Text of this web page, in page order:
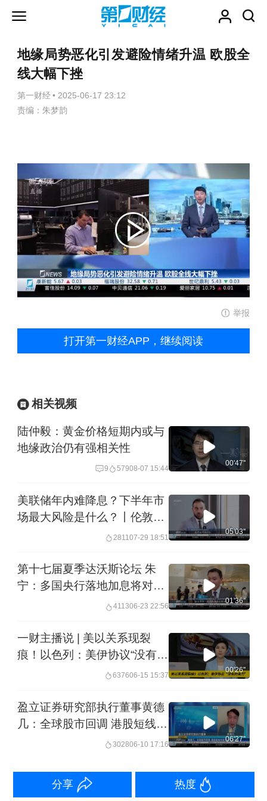
地缘局势恶化引发避险情绪升温 欧股全
线大幅下挫
第一财经 • 2025-06-17 23:12
责编：朱梦韵
举报
打开第一财经APP，继续阅读
相关视频
陆仲毅：黄金价格短期内或与
地缘政治仍有强相关性
9 57908-07 15:44
00'47''
美联储年内难降息？下半年市
场最大风险是什么？丨伦敦提
281107-29 18:51
05'03''
第十七届夏季达沃斯论坛 朱
宁：多国央行落地加息将对全
球市场带来复杂影响411306-23 22:56
01'36''
一财主播说 | 美以关系现裂
痕！以色列：美伊协议“没有约
637606-15 15:37
00'26''
盈立证券研究部执行董事黄德
几：全球股市回调 港股短线考
验24200点支撑丨港股收市
302806-10 17:16
06'27''
分享 热度